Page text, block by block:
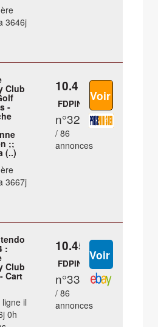
3646j
Club
-
;;
(..)
3667j
10.4 €
FDPIN
n°32
/ 86
annonces
:
Club
Cart
il
0h
10.45 €
FDPIN
n°33
/ 86
annonces